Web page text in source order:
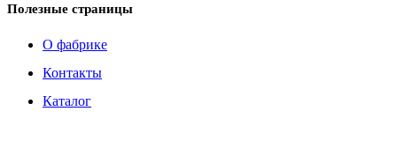
Полезные страницы
О фабрике
Контакты
Каталог